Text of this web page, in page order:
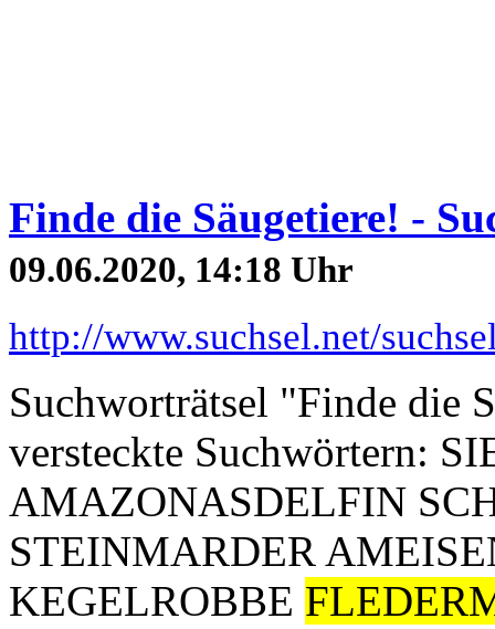
Finde die Säugetiere! -
09.06.2020, 14:18 Uhr
http://www.suchsel.net/
Suchworträtsel "Finde die
versteckte Suchwörtern:
AMAZONASDELFIN
STEINMARDER
KEGELROBBE